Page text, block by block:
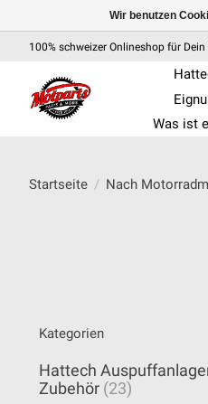
100% schweizer Onlineshop für
Was ist
Startseite / Nach
Kategorien
Hattech
Zubehör (23)
Wir benutzen